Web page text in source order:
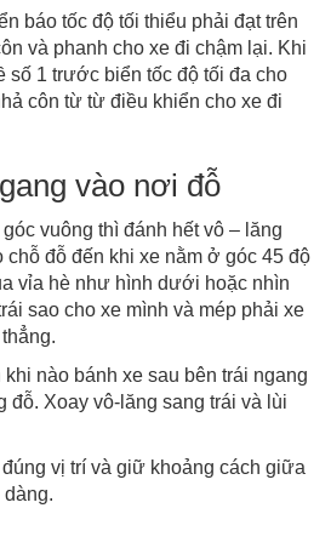
báo tốc độ tối thiểu phải đạt trên
và phanh cho xe đi chậm lại. Khi
số 1 trước biển tốc độ tối đa cho
côn từ từ điều khiển cho xe đi
vào nơi đỗ
vuông thì đánh hết vô – lăng
chỗ đỗ đến khi xe nằm ở góc 45 độ
vỉa hè như hình dưới hoặc nhìn
sao cho xe mình và mép phải xe
nào bánh xe sau bên trái ngang
đỗ. Xoay vô-lăng sang trái và lùi
vị trí và giữ khoảng cách giữa